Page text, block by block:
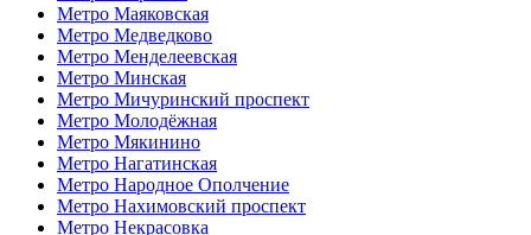
Метро Маяковская
Метро Медведково
Метро Менделеевская
Метро Минская
Метро Мичуринский проспект
Метро Молодёжная
Метро Мякинино
Метро Нагатинская
Метро Народное Ополчение
Метро Нахимовский проспект
Метро Некрасовка